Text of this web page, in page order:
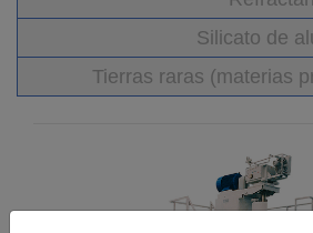
Silicato de
Tierras raras (materias